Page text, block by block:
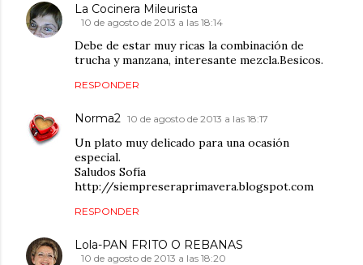
La Cocinera Mileurista
10 de agosto de 2013 a las 18:14
Debe de estar muy ricas la combinación de
trucha y manzana, interesante mezcla.Besicos.
RESPONDER
Norma2 10 de agosto de 2013 a las 18:17
Un plato muy delicado para una ocasión
especial.
Saludos Sofía
http://siempreseraprimavera.blogspot.com
RESPONDER
Lola-PAN FRITO O REBANAS
10 de agosto de 2013 a las 18:20